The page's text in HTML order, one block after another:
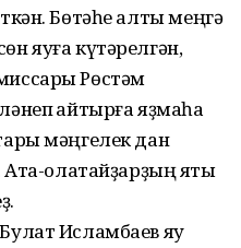
Бөтәһе алты меңгә
яуға күтәрелгән,
Рөстәм
ҡайтырға яҙмаһа
мәңгелек дан
Ата-олатайҙарҙың яҡты
Исламбаев яу